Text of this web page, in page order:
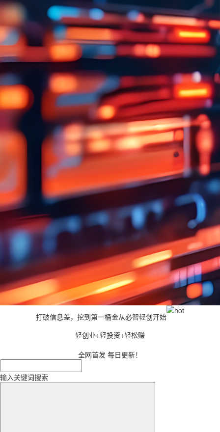
打破信息差，挖到第一桶金从必智轻创开始
轻创业+轻投资+轻松赚
全网首发 每日更新！
输入关键词搜索